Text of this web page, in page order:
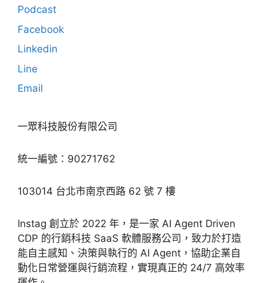
Podcast
Facebook
Linkedin
Line
Email
一眾科技股份有限公司
統一編號：90271762
103014 台北市南京西路 62 號 7 樓
Instag 創立於 2022 年，是一家 AI Agent Driven
CDP 的行銷科技 SaaS 軟體服務公司，致力於打造
能自主感知、決策與執行的 AI Agent，協助企業自
動化日常營運與行銷流程，實現真正的 24/7 高效率